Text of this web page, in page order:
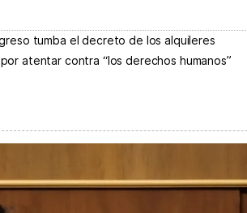
tumba el decreto de los alquileres
atentar contra “los derechos humanos”